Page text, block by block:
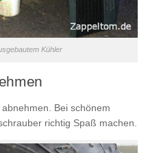
Kühler
Bei schönem
richtig Spaß machen.